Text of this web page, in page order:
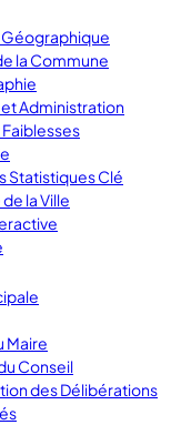
la Commune
Administration
Statistiques Clé
la Ville
Maire
Conseil
des Délibérations